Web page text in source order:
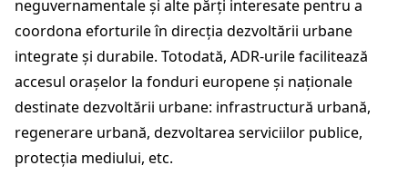
neguvernamentale și alte părți interesate pentru a
coordona eforturile în direcția dezvoltării urbane
integrate și durabile. Totodată, ADR-urile facilitează
accesul orașelor la fonduri europene și naționale
destinate dezvoltării urbane: infrastructură urbană,
regenerare urbană, dezvoltarea serviciilor publice,
protecția mediului, etc.